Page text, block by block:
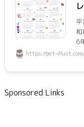
6
https://pet-
Sponsored Links